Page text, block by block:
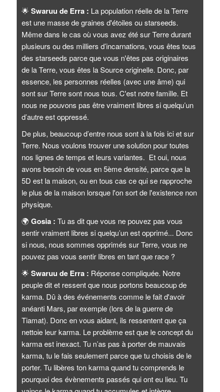
🌟 Swaruu de Erra : La population réelle de la Terre
est une masse de graines d'étoiles ou starseeds.
Même dans le cas où vous avez été sur Terre durant
plusieurs ou des milliers d’incarnations, vous êtes tous
des starseeds parce que vous n'êtes pas originaires
de la Terre, vous êtes la Source originelle. Donc, par
essence, les personnes réelles (avec une âme) qui
sont sur Terre sont nous tous. C'est notre famille. Et
nous ne pouvons pas être vraiment libres si quelqu’un
d’autre est oppressé.
De plus, beaucoup d’entre nous sont à la fois ici et sur
Terre. Nous voulons trouver une solution pour toutes
nos lignes de temps et leurs variantes. Et oui, nous
avons besoin de vous en 5ème densité, parce que la
5D est la maison, ou en tous cas ce qui se rapproche
le plus de la maison lorsque l'on sort de l'existence non
physique.
🌍 Gosia : Tu as dit que vous ne pouvez pas vous
sentir vraiment libres si quelqu’un est opprimé... Donc
si nous, nous sommes opprimés sur Terre, vous ne
pouvez pas vous sentir libres en tant que race ?
🌟 Swaruu de Erra : Réponse compliquée. Notre
peuple dit et ressent que nous portons beaucoup de
karma. Dû à des événements comme le fait d'avoir
anéanti Mars, par exemple (lors de la guerre de
Tiamat). Donc en vous aidant, ils ressentent que ça
nettoie leur karma. Le problème est que le concept du
karma est inexact. Tu n’as pas à porter de mauvais
karma, tu le fais seulement parce que tu choisis de le
porter. Tu libères ton karma quand tu comprends le
pourquoi des évènements passés qui ont eu lieu. Tu